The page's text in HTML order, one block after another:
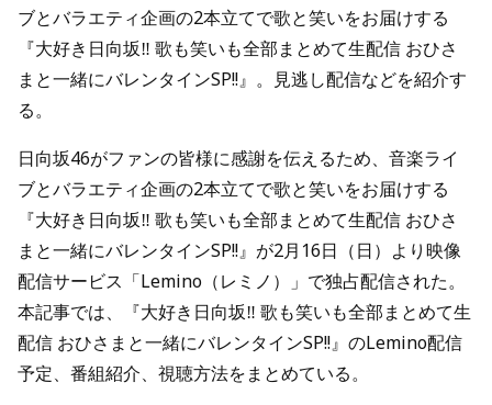
ブとバラエティ企画の2本立てで歌と笑いをお届けする
『大好き日向坂‼ 歌も笑いも全部まとめて生配信 おひさ
まと一緒にバレンタインSP!!』。見逃し配信などを紹介す
る。
日向坂46がファンの皆様に感謝を伝えるため、音楽ライ
ブとバラエティ企画の2本立てで歌と笑いをお届けする
『大好き日向坂‼ 歌も笑いも全部まとめて生配信 おひさ
まと一緒にバレンタインSP!!』が2月16日（日）より映像
配信サービス「Lemino（レミノ）」で独占配信された。
本記事では、『大好き日向坂‼ 歌も笑いも全部まとめて生
配信 おひさまと一緒にバレンタインSP!!』のLemino配信
予定、番組紹介、視聴方法をまとめている。